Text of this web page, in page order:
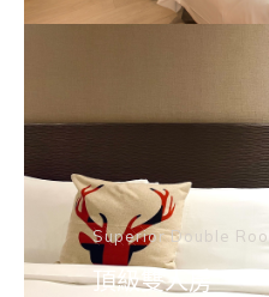
Superior Double
頂級雙人房